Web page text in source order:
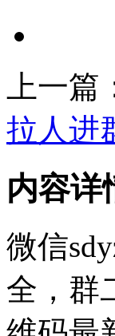
上一篇
拉人进
内容详
微信
全，群